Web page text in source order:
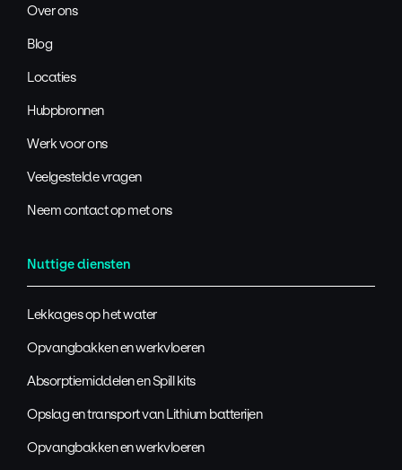
Over ons
Blog
Locaties
Hubpbronnen
Werk voor ons
Veelgestelde vragen
Neem contact op met ons
Nuttige diensten
Lekkages op het water
Opvangbakken en werkvloeren
Absorptiemiddelen en Spill kits
Opslag en transport van Lithium batterijen
Opvangbakken en werkvloeren